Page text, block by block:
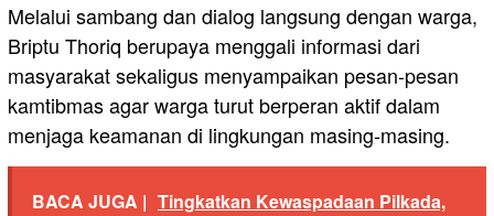
Melalui sambang dan dialog langsung dengan warga,
Briptu Thoriq berupaya menggali informasi dari
masyarakat sekaligus menyampaikan pesan-pesan
kamtibmas agar warga turut berperan aktif dalam
menjaga keamanan di lingkungan masing-masing.
BACA JUGA | Tingkatkan Kewaspadaan Pilkada,